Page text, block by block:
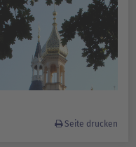
Seite drucken